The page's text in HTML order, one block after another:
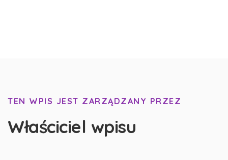
TEN WPIS JEST ZARZĄDZANY PRZEZ
Właściciel wpisu